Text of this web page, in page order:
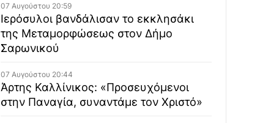
07 Αυγούστου 20:59
Ιερόσυλοι βανδάλισαν το εκκλησάκι
της Μεταμορφώσεως στον Δήμο
Σαρωνικού
07 Αυγούστου 20:44
Άρτης Καλλίνικος: «Προσευχόμενοι
στην Παναγία, συναντάμε τον Χριστό»